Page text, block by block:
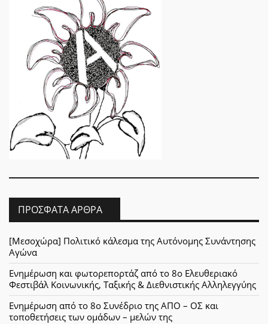
ΠΡΌΣΦΑΤΑ ΆΡΘΡΑ
[Μεσοχώρα] Πολιτικό κάλεσμα της Αυτόνομης Συνάντησης
Αγώνα
Ενημέρωση και φωτορεπορτάζ από το 8ο Ελευθεριακό
Φεστιβάλ Κοινωνικής, Ταξικής & Διεθνιστικής Αλληλεγγύης
Ενημέρωση από το 8ο Συνέδριο της ΑΠΟ – ΟΣ και
τοποθετήσεις των ομάδων – μελών της